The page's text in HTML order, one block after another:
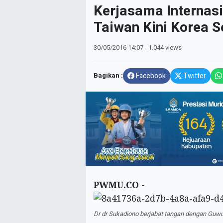
Kerjasama
Taiwan Kini Korea
30/05/2016 14:07- 1.044 views
Bagikan : Facebook Twitter
PWMU.CO -
Dr dr Sukadiono berjabat tangan dengan